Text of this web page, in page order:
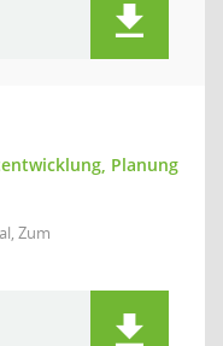
Planung
Zum